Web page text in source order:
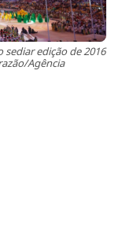
edição de 2016
Agência